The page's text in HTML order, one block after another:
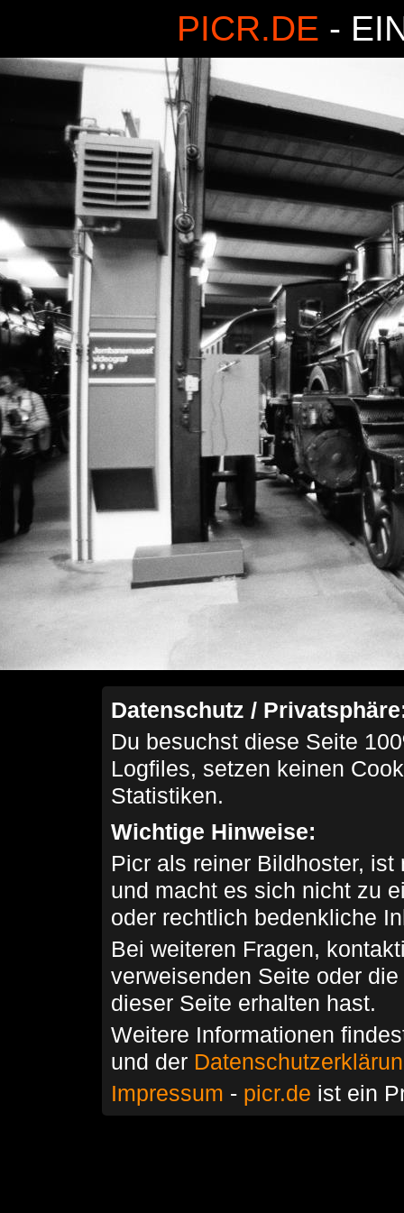
PICR.DE -
Datenschutz /
Du besuchst diese Seite
Logfiles, setzen keinen
Statistiken.
Wichtige Hinweise:
Picr als reiner Bildhoster,
und macht es sich nicht zu
oder rechtlich bedenkliche
Bei weiteren Fragen,
verweisenden Seite oder
dieser Seite erhalten hast.
Weitere Informationen
und der
Impressum - picr.de ist ein